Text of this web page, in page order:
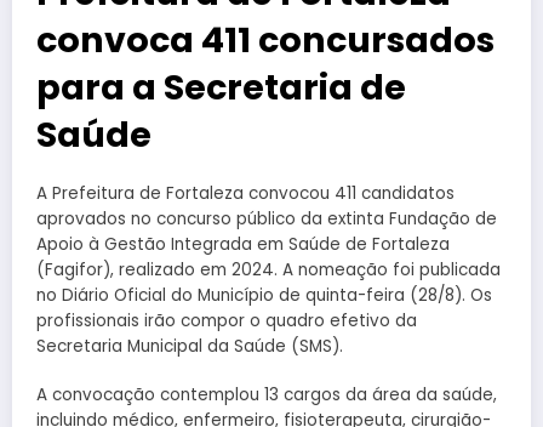
convoca 411 concursados
para a Secretaria de
Saúde
A Prefeitura de Fortaleza convocou 411 candidatos
aprovados no concurso público da extinta Fundação de
Apoio à Gestão Integrada em Saúde de Fortaleza
(Fagifor), realizado em 2024. A nomeação foi publicada
no Diário Oficial do Município de quinta-feira (28/8). Os
profissionais irão compor o quadro efetivo da
Secretaria Municipal da Saúde (SMS).
A convocação contemplou 13 cargos da área da saúde,
incluindo médico, enfermeiro, fisioterapeuta, cirurgião-